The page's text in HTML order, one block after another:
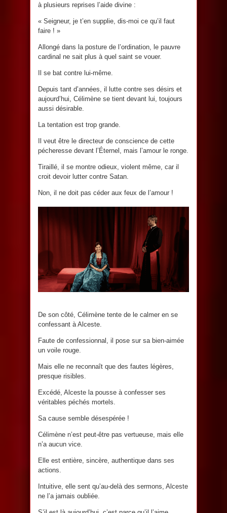
à plusieurs reprises l’aide divine :
« Seigneur, je t’en supplie, dis-moi ce qu’il faut
faire ! »
Allongé dans la posture de l’ordination, le pauvre
cardinal ne sait plus à quel saint se vouer.
Il se bat contre lui-même.
Depuis tant d’années, il lutte contre ses désirs et
aujourd’hui, Célimène se tient devant lui, toujours
aussi désirable.
La tentation est trop grande.
Il veut être le directeur de conscience de cette
pécheresse devant l’Éternel, mais l’amour le ronge.
Tiraillé, il se montre odieux, violent même, car il
croit devoir lutter contre Satan.
Non, il ne doit pas céder aux feux de l’amour !
De son côté, Célimène tente de le calmer en se
confessant à Alceste.
Faute de confessionnal, il pose sur sa bien-aimée
un voile rouge.
Mais elle ne reconnaît que des fautes légères,
presque risibles.
Excédé, Alceste la pousse à confesser ses
véritables péchés mortels.
Sa cause semble désespérée !
Célimène n’est peut-être pas vertueuse, mais elle
n’a aucun vice.
Elle est entière, sincère, authentique dans ses
actions.
Intuitive, elle sent qu’au-delà des sermons, Alceste
ne l’a jamais oubliée.